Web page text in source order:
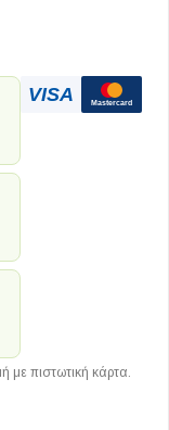
VISA Mastercard
με πιστωτική κάρτα.